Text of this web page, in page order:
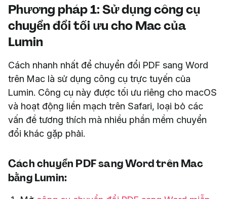
Phương pháp 1: Sử dụng công cụ
chuyển đổi tối ưu cho Mac của
Lumin
Cách nhanh nhất để chuyển đổi PDF sang Word
trên Mac là sử dụng công cụ trực tuyến của
Lumin. Công cụ này được tối ưu riêng cho macOS
và hoạt động liền mạch trên Safari, loại bỏ các
vấn đề tương thích mà nhiều phần mềm chuyển
đổi khác gặp phải.
Cách chuyển PDF sang Word trên Mac
bằng Lumin: